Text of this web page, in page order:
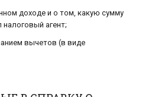
доходе и о том, какую сумму
налоговый агент;
вычетов (в виде